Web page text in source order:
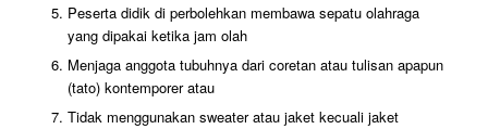
Peserta didik di perbolehkan membawa sepatu olahraga
yang dipakai ketika jam olah
Menjaga anggota tubuhnya dari coretan atau tulisan apapun
(tato) kontemporer atau
Tidak menggunakan sweater atau jaket kecuali jaket